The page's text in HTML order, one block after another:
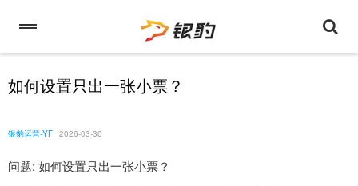
如何设置只出一张小票？
银豹运营-YF 2026-03-30
问题: 如何设置只出一张小票？